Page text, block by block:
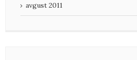
avgust 2011